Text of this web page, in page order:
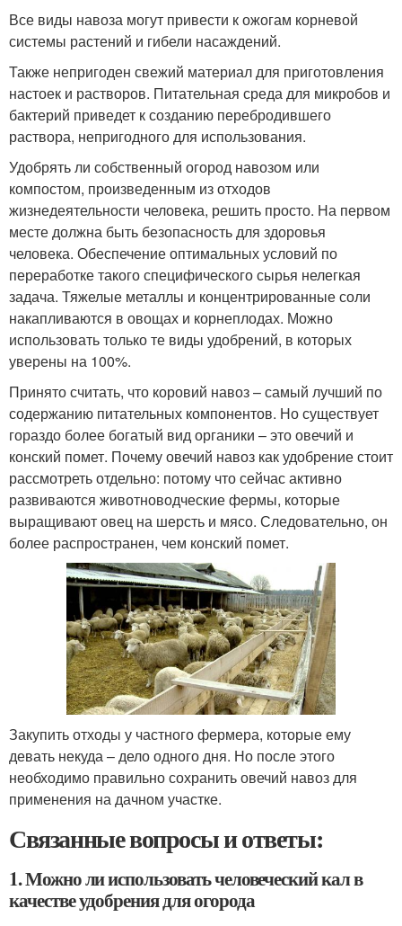
Все виды навоза могут привести к ожогам корневой
системы растений и гибели насаждений.
Также непригоден свежий материал для приготовления
настоек и растворов. Питательная среда для микробов и
бактерий приведет к созданию перебродившего
раствора, непригодного для использования.
Удобрять ли собственный огород навозом или
компостом, произведенным из отходов
жизнедеятельности человека, решить просто. На первом
месте должна быть безопасность для здоровья
человека. Обеспечение оптимальных условий по
переработке такого специфического сырья нелегкая
задача. Тяжелые металлы и концентрированные соли
накапливаются в овощах и корнеплодах. Можно
использовать только те виды удобрений, в которых
уверены на 100%.
Принято считать, что коровий навоз – самый лучший по
содержанию питательных компонентов. Но существует
гораздо более богатый вид органики – это овечий и
конский помет. Почему овечий навоз как удобрение стоит
рассмотреть отдельно: потому что сейчас активно
развиваются животноводческие фермы, которые
выращивают овец на шерсть и мясо. Следовательно, он
более распространен, чем конский помет.
Закупить отходы у частного фермера, которые ему
девать некуда – дело одного дня. Но после этого
необходимо правильно сохранить овечий навоз для
применения на дачном участке.
Связанные вопросы и ответы:
1. Можно ли использовать человеческий кал в
качестве удобрения для огорода